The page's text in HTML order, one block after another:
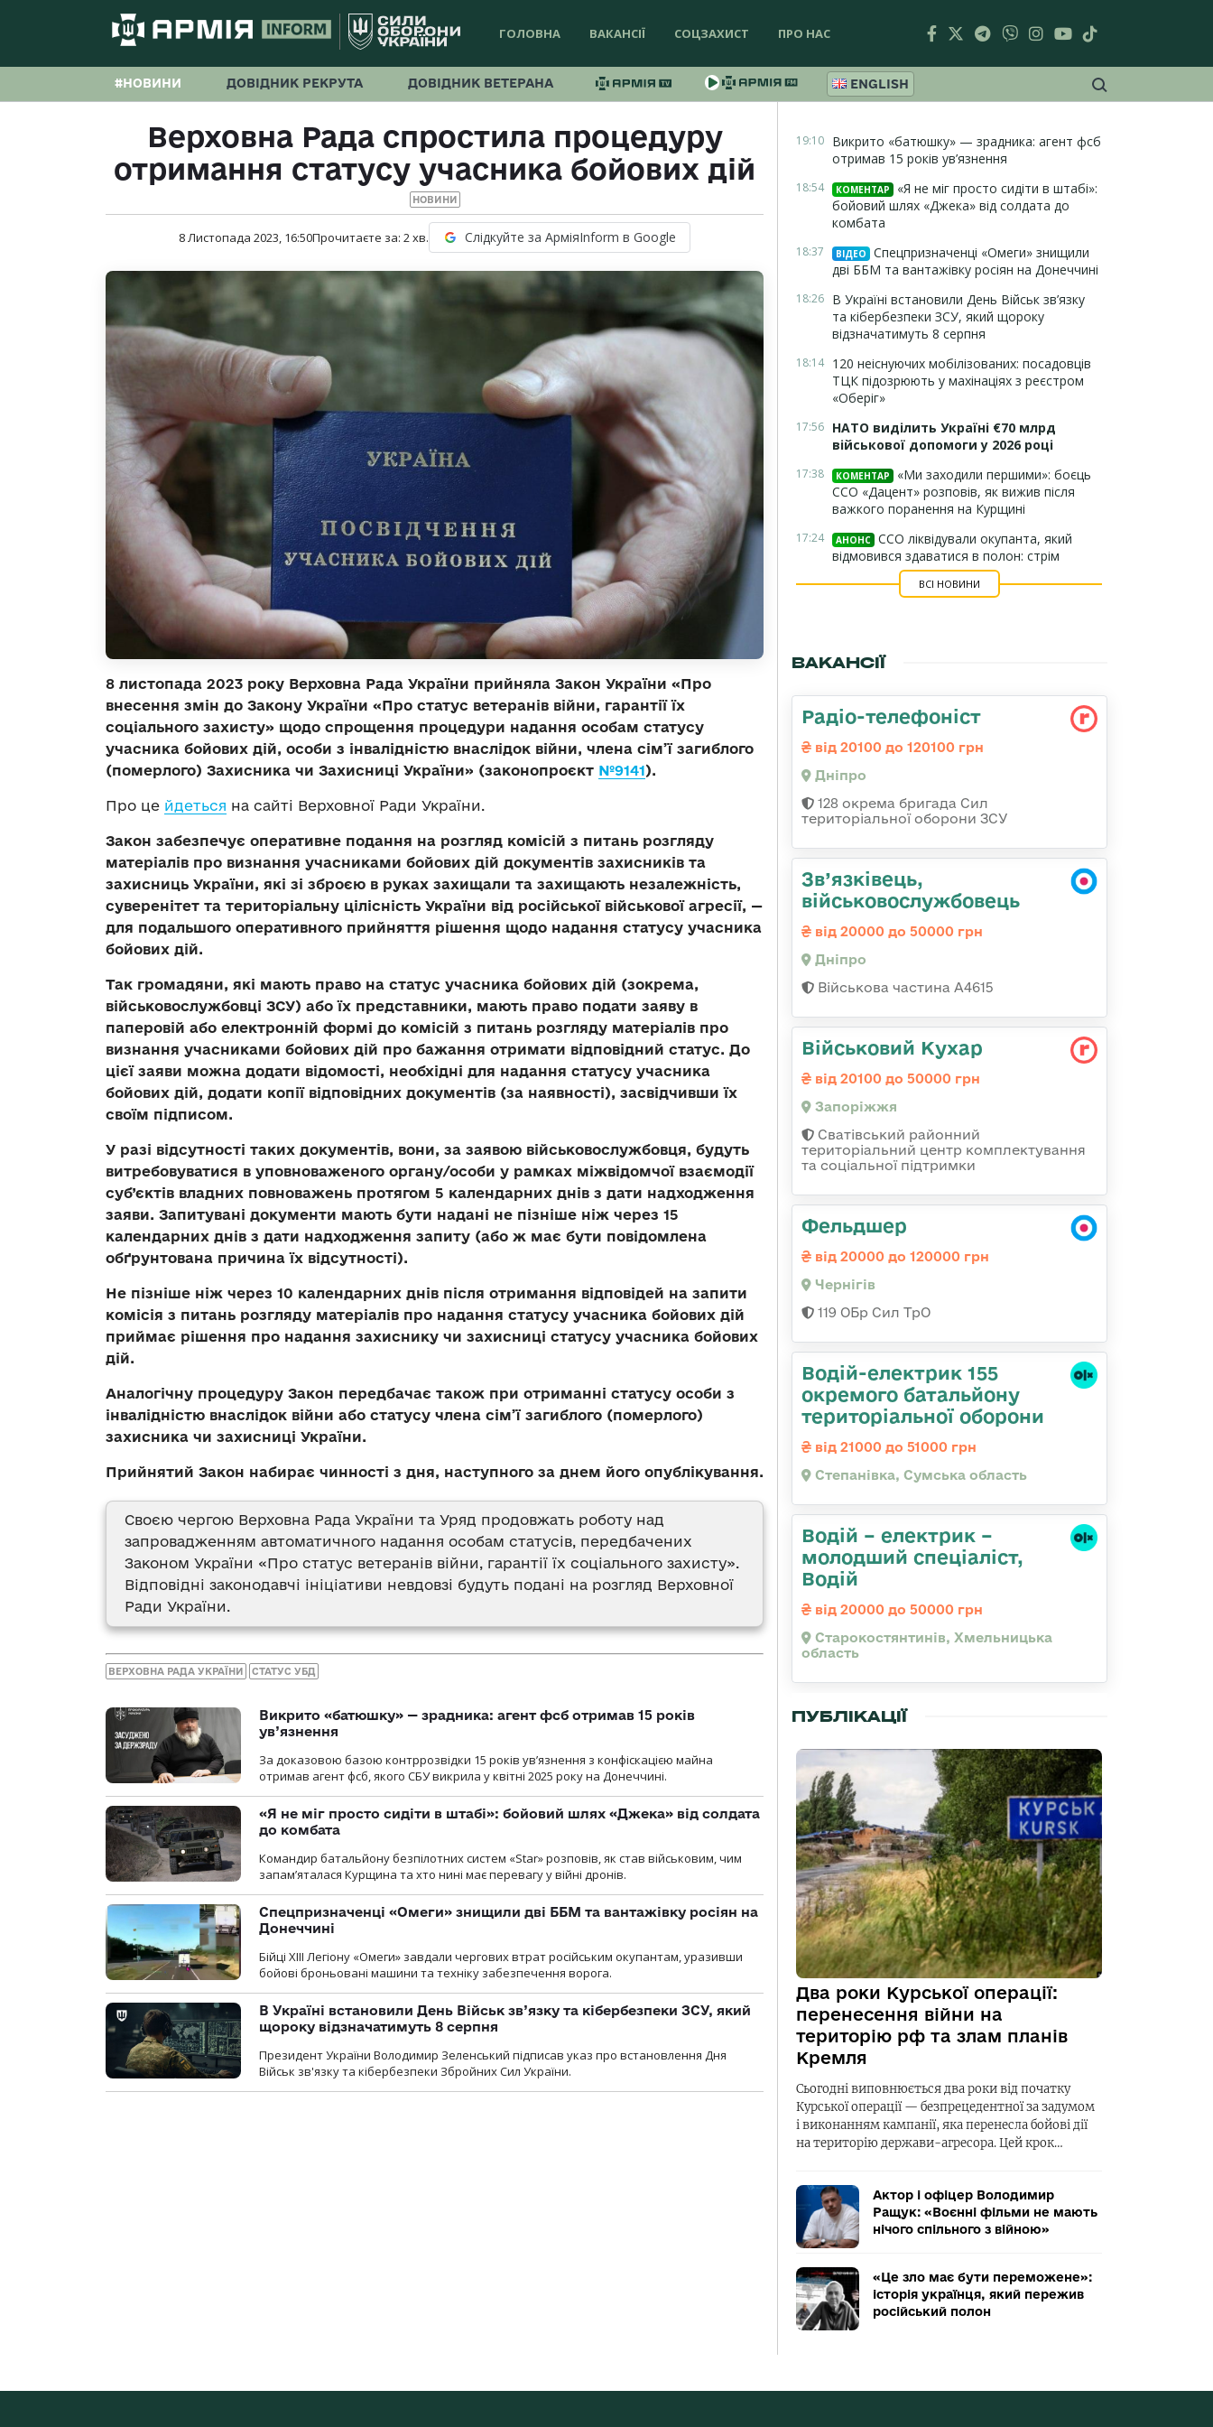
ГОЛОВНА ВАКАНСІЇ СОЦЗАХИСТ ПРО НАС
#НОВИНИ ДОВІДНИК РЕКРУТА ДОВІДНИК ВЕТЕРАНА ENGLISH
Верховна Рада спростила процедуру
отримання статусу учасника бойових дій
НОВИНИ
8 Листопада 2023, 16:50Прочитаєте за: 2хв. Слідкуйте за АрміяInform в Google
8 листопада 2023 року Верховна Рада України прийняла Закон України «Про
внесення змін до Закону України «Про статус ветеранів війни, гарантії їх
соціального захисту» щодо спрощення процедури надання особам статусу
учасника бойових дій, особи з інвалідністю внаслідок війни, члена сім’ї загиблого
(померлого) Захисника чи Захисниці України» (законопроєкт №9141).
Про це йдеться на сайті Верховної Ради України.
Закон забезпечує оперативне подання на розгляд комісій з питань розгляду
матеріалів про визнання учасниками бойових дій документів захисників та
захисниць України, які зі зброєю в руках захищали та захищають незалежність,
суверенітет та територіальну цілісність України від російської військової агресії, —
для подальшого оперативного прийняття рішення щодо надання статусу учасника
бойових дій.
Так громадяни, які мають право на статус учасника бойових дій (зокрема,
військовослужбовці ЗСУ) або їх представники, мають право подати заяву в
паперовій або електронній формі до комісій з питань розгляду матеріалів про
визнання учасниками бойових дій про бажання отримати відповідний статус. До
цієї заяви можна додати відомості, необхідні для надання статусу учасника
бойових дій, додати копії відповідних документів (за наявності), засвідчивши їх
своїм підписом.
У разі відсутності таких документів, вони, за заявою військовослужбовця, будуть
витребовуватися в уповноваженого органу/особи у рамках міжвідомчої взаємодії
суб’єктів владних повноважень протягом 5 календарних днів з дати надходження
заяви. Запитувані документи мають бути надані не пізніше ніж через 15
календарних днів з дати надходження запиту (або ж має бути повідомлена
обґрунтована причина їх відсутності).
Не пізніше ніж через 10 календарних днів після отримання відповідей на запити
комісія з питань розгляду матеріалів про надання статусу учасника бойових дій
приймає рішення про надання захиснику чи захисниці статусу учасника бойових
дій.
Аналогічну процедуру Закон передбачає також при отриманні статусу особи з
інвалідністю внаслідок війни або статусу члена сім’ї загиблого (померлого)
захисника чи захисниці України.
Прийнятий Закон набирає чинності з дня, наступного за днем його опублікування.
Своєю чергою Верховна Рада України та Уряд продовжать роботу над
запровадженням автоматичного надання особам статусів, передбачених
Законом України «Про статус ветеранів війни, гарантії їх соціального захисту».
Відповідні законодавчі ініціативи невдовзі будуть подані на розгляд Верховної
Ради України.
ВЕРХОВНА РАДА УКРАЇНИ СТАТУС УБД
Викрито «батюшку» — зрадника: агент фсб отримав 15 років
ув’язнення
За доказовою базою контррозвідки 15 років увʼязнення з конфіскацією майна
отримав агент фсб, якого СБУ викрила у квітні 2025 року на Донеччині.
«Я не міг просто сидіти в штабі»: бойовий шлях «Джека» від солдата
до комбата
Командир батальйону безпілотних систем «Star» розповів, як став військовим, чим
запам’яталася Курщина та хто нині має перевагу у війні дронів.
Спецпризначенці «Омеги» знищили дві ББМ та вантажівку росіян на
Донеччині
Бійці ХІІІ Легіону «Омеги» завдали чергових втрат російським окупантам, уразивши
бойові броньовані машини та техніку забезпечення ворога.
В Україні встановили День Військ зв’язку та кібербезпеки ЗСУ, який
щороку відзначатимуть 8 серпня
Президент України Володимир Зеленський підписав указ про встановлення Дня
Військ зв'язку та кібербезпеки Збройних Сил України.
19:10 Викрито «батюшку» — зрадника: агент фсб
отримав 15 років ув’язнення
18:54 КОМЕНТАР
«Я не міг просто сидіти в штабі»:
бойовий шлях «Джека» від солдата до
комбата
18:37 ВІДЕО
Спецпризначенці «Омеги» знищили
дві ББМ та вантажівку росіян на Донеччині
18:26 В Україні встановили День Військ зв’язку
та кібербезпеки ЗСУ, який щороку
відзначатимуть 8 серпня
18:14 120 неіснуючих мобілізованих: посадовців
ТЦК підозрюють у махінаціях з реєстром
«Оберіг»
17:56 НАТО виділить Україні €70 млрд
військової допомоги у 2026 році
17:38 КОМЕНТАР
«Ми заходили першими»: боєць
ССО «Дацент» розповів, як вижив після
важкого поранення на Курщині
17:24 АНОНС ССО ліквідували окупанта, який
відмовився здаватися в полон: стрім
ВСІ НОВИНИ
ВАКАНСІЇ
Радіо-телефоніст
від 20100 до 120100 грн
Дніпро
128 окрема бригада Сил
територіальної оборони ЗСУ
Зв’язківець,
військовослужбовець
від 20000 до 50000 грн
Дніпро
Військова частина А4615
Військовий Кухар
від 20100 до 50000 грн
Запоріжжя
Сватівський районний
територіальний центр комплектування
та соціальної підтримки
Фельдшер
від 20000 до 120000 грн
Чернігів
119 ОБр Сил ТрО
Водій-електрик 155
окремого батальйону
територіальної оборони
від 21000 до 51000 грн
Степанівка, Сумська область
Водій – електрик –
молодший спеціаліст,
Водій
від 20000 до 50000 грн
Старокостянтинів, Хмельницька
область
ПУБЛІКАЦІЇ
Два роки Курської операції:
перенесення війни на
територію рф та злам планів
Кремля
Сьогодні виповнюється два роки від початку
Курської операції — безпрецедентної за задумом
і виконанням кампанії, яка перенесла бойові дії
на територію держави-агресора. Цей крок…
Актор і офіцер Володимир
Ращук: «Воєнні фільми не мають
нічого спільного з війною»
«Це зло має бути переможене»:
історія українця, який пережив
російський полон